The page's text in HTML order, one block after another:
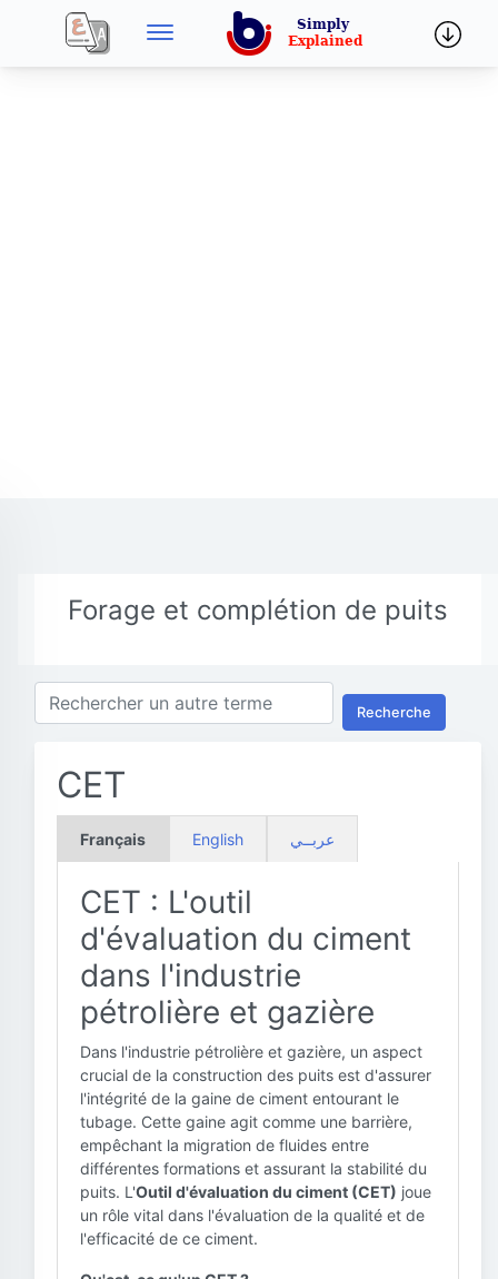
Forage et complétion de puits
Recherche
CET
Français English عربــي
CET : L'outil
d'évaluation du ciment
dans l'industrie
pétrolière et gazière
Dans l'industrie pétrolière et gazière, un aspect
crucial de la construction des puits est d'assurer
l'intégrité de la gaine de ciment entourant le
tubage. Cette gaine agit comme une barrière,
empêchant la migration de fluides entre
différentes formations et assurant la stabilité du
puits. L'Outil d'évaluation du ciment (CET) joue
un rôle vital dans l'évaluation de la qualité et de
l'efficacité de ce ciment.